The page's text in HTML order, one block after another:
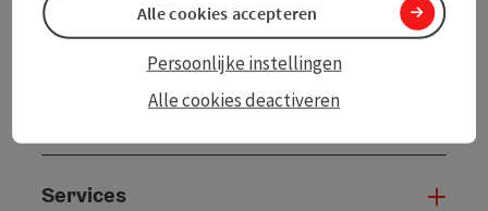
Services
Alle cookies deactiveren
Persoonlijke instellingen
Alle cookies accepteren